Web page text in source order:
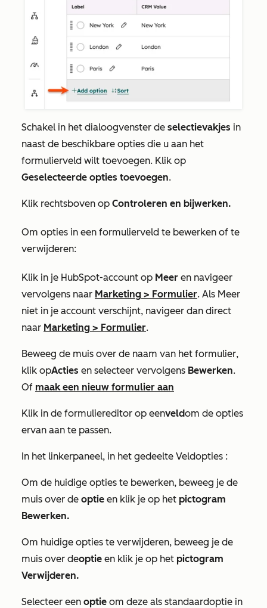
Schakel in het dialoogvenster de selectievakjes in
naast de beschikbare opties die u aan het
formulierveld wilt toevoegen. Klik op
Geselecteerde opties toevoegen.
Klik rechtsboven op Controleren en bijwerken.
Om opties in een formulierveld te bewerken of te
verwijderen:
Klik in je HubSpot-account op Meer en navigeer
vervolgens naar Marketing > Formulier. Als Meer
niet in je account verschijnt, navigeer dan direct
naar Marketing > Formulier.
Beweeg de muis over de naam van het formulier,
klik opActies en selecteer vervolgens Bewerken.
Of maak een nieuw formulier aan
Klik in de formuliereditor op eenveldom de opties
ervan aan te passen.
In het linkerpaneel, in het gedeelte Veldopties :
Om de huidige opties te bewerken, beweeg je de
muis over de optie en klik je op het pictogram
Bewerken.
Om huidige opties te verwijderen, beweeg je de
muis over deoptie en klik je op het pictogram
Verwijderen.
Selecteer een optie om deze als standaardoptie in